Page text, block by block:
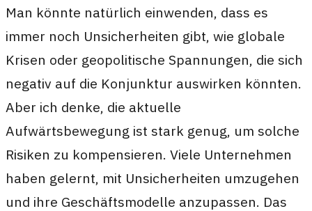
Man könnte natürlich einwenden, dass es
immer noch Unsicherheiten gibt, wie globale
Krisen oder geopolitische Spannungen, die sich
negativ auf die Konjunktur auswirken könnten.
Aber ich denke, die aktuelle
Aufwärtsbewegung ist stark genug, um solche
Risiken zu kompensieren. Viele Unternehmen
haben gelernt, mit Unsicherheiten umzugehen
und ihre Geschäftsmodelle anzupassen. Das